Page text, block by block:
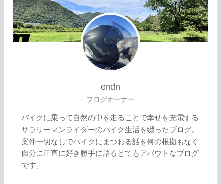
endn
ブログオーナー
バイクに乗って自然の中を走ることで幸せを充電する
サラリーマンライダーのバイク生活を綴ったブログ。
案件一切なしでバイクにまつわる話を何の根拠もなく
自分に正直に好き勝手に語るとてもアバウトなブログ
です。